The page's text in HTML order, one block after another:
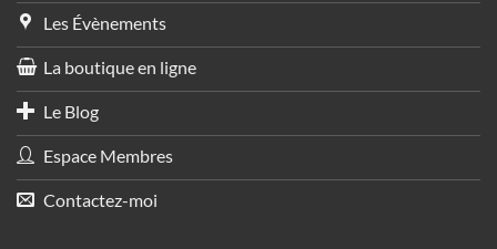
Les Évènements
La boutique en ligne
Le Blog
Espace Membres
Contactez-moi